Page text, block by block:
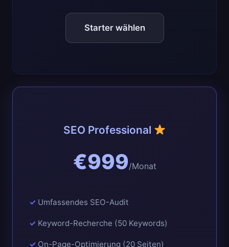
Starter wählen
SEO Professional
€999/Monat
Umfassendes SEO-Audit
Keyword-Recherche (50 Keywords)
On-Page-Optimierung (20 Seiten)